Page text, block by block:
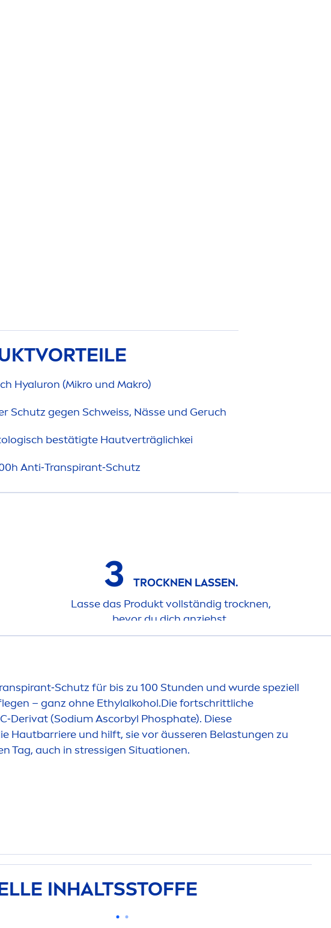
Hyaluron (Mikro und Makro)
Schutz gegen Schweiss, Nässe und Geruch
bestätigte Hautverträglichkei
Anti‑Transpirant‑Schutz
3 TROCKNEN LASSEN.
Lasse das Produkt vollständig trocknen,
bevor du dich anziehst.
für bis zu 100 Stunden und wurde speziell
– ganz ohne Ethylalkohol.Die fortschrittliche
(Sodium Ascorbyl Phosphate). Diese
und hilft, sie vor äusseren Belastungen zu
Tag, auch in stressigen Situationen.
INHALTSSTOFFE